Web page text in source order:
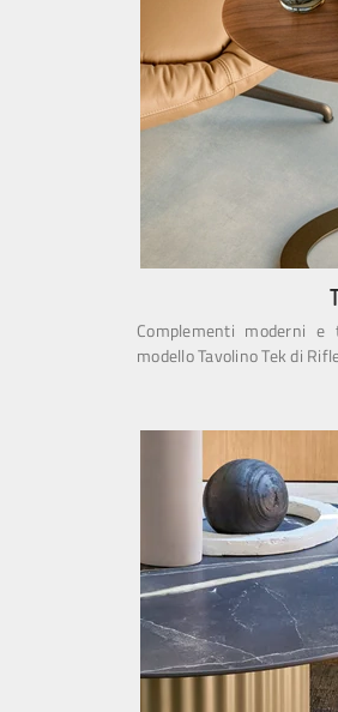
Complementi moderni
modello Tavolino Tek di